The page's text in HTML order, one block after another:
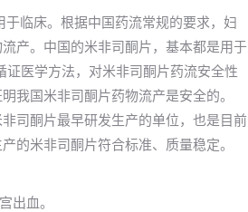
临床。根据中国药流常规的要求，妇
产。中国的米非司酮片，基本都是用于
医学方法，对米非司酮片药流安全性
我国米非司酮片药物流产是安全的。
司酮片最早研发生产的单位，也是目前
的米非司酮片符合标准、质量稳定。
出血。